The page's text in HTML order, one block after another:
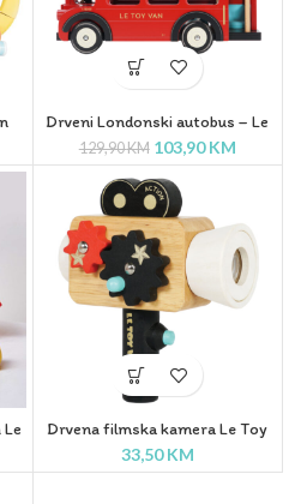
Drveni Londonski autobus – Le
Toy Van
129,90KM 103,90KM
Drvena filmska kamera Le Toy
Van
33,50KM